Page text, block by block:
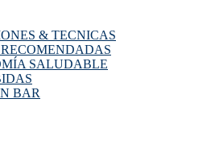
& TECNICAS
SALUDABLE
BAR